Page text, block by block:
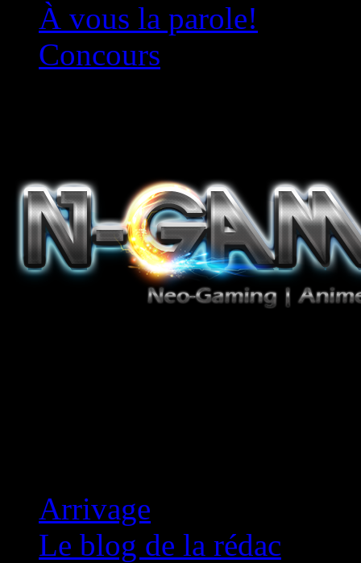
À vous la parole!
Concours
Arrivage
Le blog de la rédac